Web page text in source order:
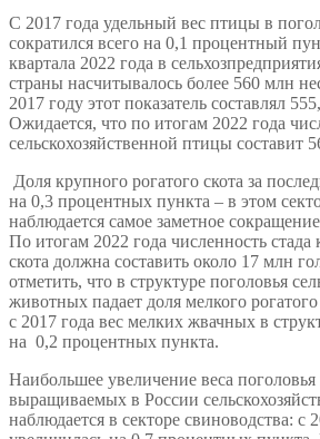
С 2017 года удельный вес птицы в
сократился всего на 0,1 процентный
квартала 2022 года в
страны насчитывалось более 560 млн
2017 году этот показатель составлял
Ожидается, что по итогам 2022 года
сельскохозяйственной птицы составит
Доля крупного рогатого скота за
на 0,3 процентных пункта – в этом
наблюдается самое заметное
По итогам 2022 года численность стада
скота должна составить около 17 млн
отметить, что в структуре поголовья
животных падает доля мелкого
с 2017 года вес мелких жвачных в
на 0,2 процентных пункта.
Наибольшее увеличение веса поголовья
выращиваемых в России
наблюдается в секторе свиноводства: с